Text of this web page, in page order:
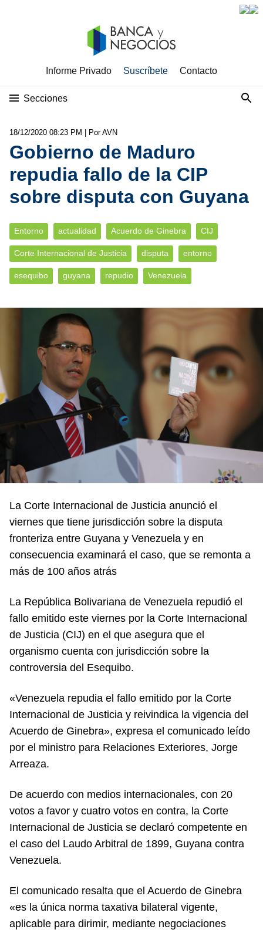
Informe Privado Suscríbete Contacto
Secciones
18/12/2020 08:23 PM | Por AVN
Gobierno de Maduro
repudia fallo de la CIP
sobre disputa con Guyana
Entorno actualidad Acuerdo de Ginebra CIJ
Corte Internacional de Justicia disputa entorno
esequibo guyana repudio Venezuela
La Corte Internacional de Justicia anunció el
viernes que tiene jurisdicción sobre la disputa
fronteriza entre Guyana y Venezuela y en
consecuencia examinará el caso, que se remonta a
más de 100 años atrás
La República Bolivariana de Venezuela repudió el
fallo emitido este viernes por la Corte Internacional
de Justicia (CIJ) en el que asegura que el
organismo cuenta con jurisdicción sobre la
controversia del Esequibo.
«Venezuela repudia el fallo emitido por la Corte
Internacional de Justicia y reivindica la vigencia del
Acuerdo de Ginebra», expresa el comunicado leído
por el ministro para Relaciones Exteriores, Jorge
Arreaza.
De acuerdo con medios internacionales, con 20
votos a favor y cuatro votos en contra, la Corte
Internacional de Justicia se declaró competente en
el caso del Laudo Arbitral de 1899, Guyana contra
Venezuela.
El comunicado resalta que el Acuerdo de Ginebra
«es la única norma taxativa bilateral vigente,
aplicable para dirimir, mediante negociaciones